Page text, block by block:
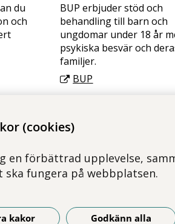
(cookies)
en förbättrad upplevelse,
fungera på webbplatsen.
kakor Godkänn alla
du
och
BUP erbjuder stöd och
behandling till barn och
ungdomar under 18 år
psykiska besvär och
familjer.
BUP